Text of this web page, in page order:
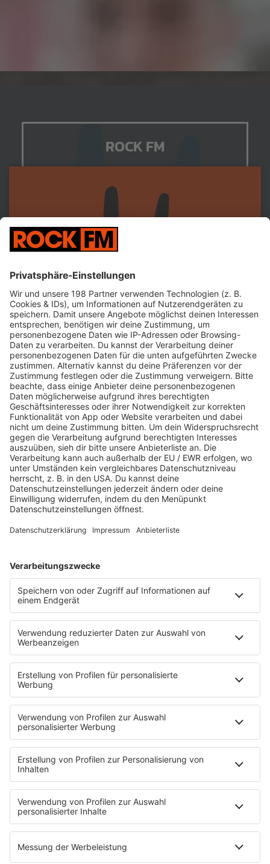
ROCK FM
Jetzt abspielen
Es läuft:
THE ROLLING STONES mit ANYBODY SEEN MY
BABY?
HOME
SERVICE
Kontakt
Newsletter
Über ROCK FM
Jobs & Praktika
Pressekontakt
Presse & Downloads
Verkehr
Wetter
EMPFANG
Übersicht
ROCK FM App
Partner
radio.de